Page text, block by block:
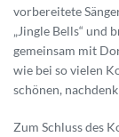
vorbereitete
„Jingle Bells“ und
gemeinsam mit
wie bei so vielen
schönen,
Zum Schluss des